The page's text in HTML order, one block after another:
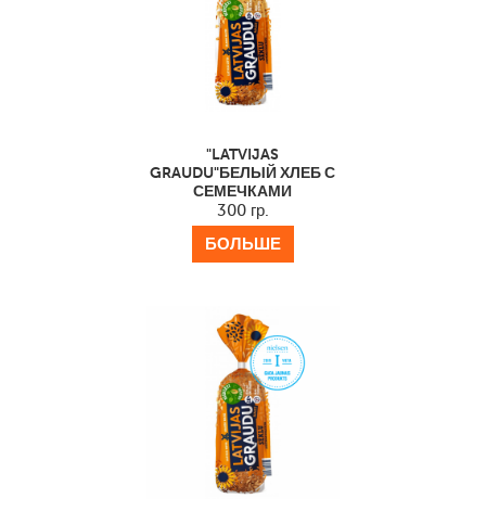
"LATVIJAS
GRAUDU"БЕЛЫЙ ХЛЕБ С
СЕМЕЧКАМИ
300 гр.
БОЛЬШЕ